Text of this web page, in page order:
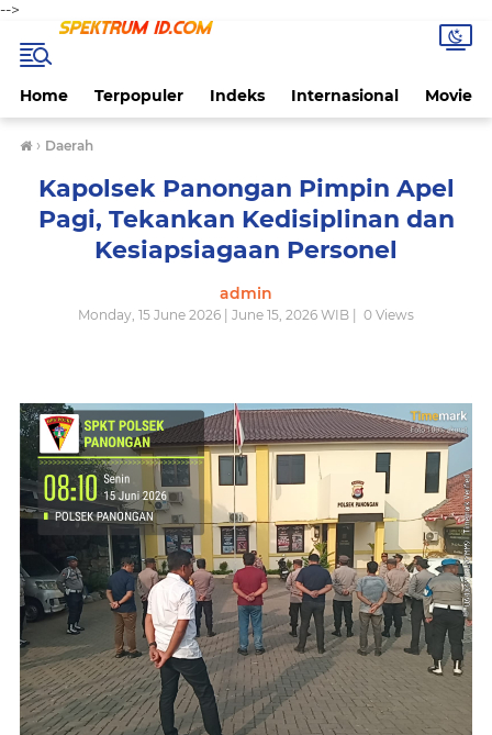
-->
Home Terpopuler Indeks Internasional Movie
› Daerah
Kapolsek Panongan Pimpin Apel
Pagi, Tekankan Kedisiplinan dan
Kesiapsiagaan Personel
admin
Monday, 15 June 2026 | June 15, 2026 WIB | 0 Views